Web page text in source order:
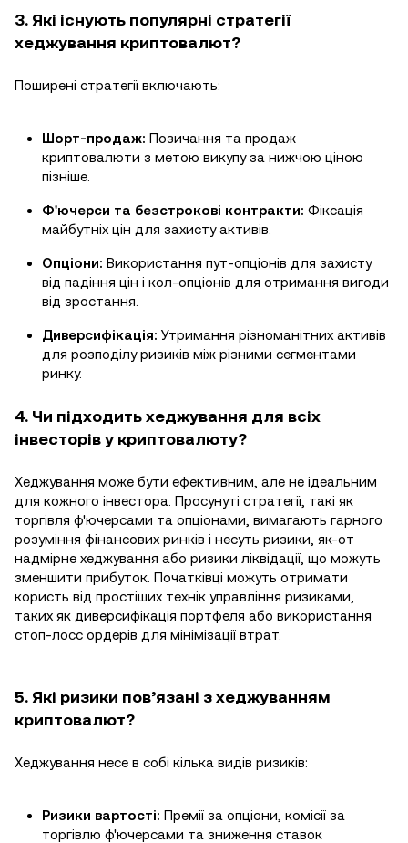
3. Які існують популярні стратегії
хеджування криптовалют?
Поширені стратегії включають:
Шорт-продаж: Позичання та продаж
криптовалюти з метою викупу за нижчою ціною
пізніше.
Ф'ючерси та безстрокові контракти: Фіксація
майбутніх цін для захисту активів.
Опціони: Використання пут-опціонів для захисту
від падіння цін і кол-опціонів для отримання вигоди
від зростання.
Диверсифікація: Утримання різноманітних активів
для розподілу ризиків між різними сегментами
ринку.
4. Чи підходить хеджування для всіх
інвесторів у криптовалюту?
Хеджування може бути ефективним, але не ідеальним
для кожного інвестора. Просунуті стратегії, такі як
торгівля ф'ючерсами та опціонами, вимагають гарного
розуміння фінансових ринків і несуть ризики, як-от
надмірне хеджування або ризики ліквідації, що можуть
зменшити прибуток. Початківці можуть отримати
користь від простіших технік управління ризиками,
таких як диверсифікація портфеля або використання
стоп-лосс ордерів для мінімізації втрат.
5. Які ризики пов’язані з хеджуванням
криптовалют?
Хеджування несе в собі кілька видів ризиків:
Ризики вартості: Премії за опціони, комісії за
торгівлю ф'ючерсами та зниження ставок